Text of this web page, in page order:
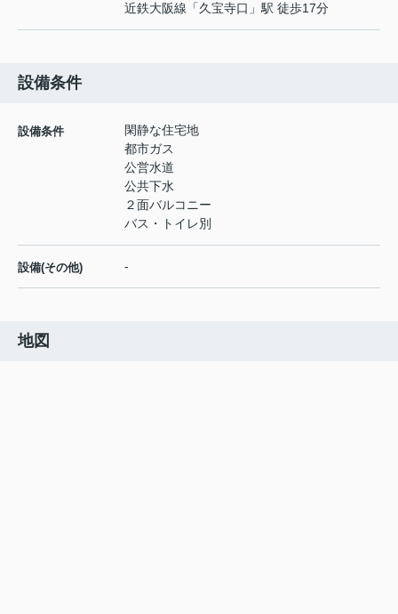
近鉄大阪線 「久宝寺口 」駅 徒歩17分
設備条件
設備条件
閑静な住宅地
都市ガス
公営水道
公共下水
２面バルコニー
バス・トイレ別
設備(その他) -
地図